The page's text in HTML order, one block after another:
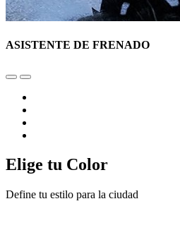
ASISTENTE DE FRENADO
Elige tu Color
Define tu estilo para la ciudad